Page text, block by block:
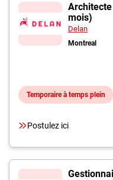
Inscrivez-vous à
Employeurs
mois)
Delan
Montreal
Temporaire à temps plein
Postulez ici